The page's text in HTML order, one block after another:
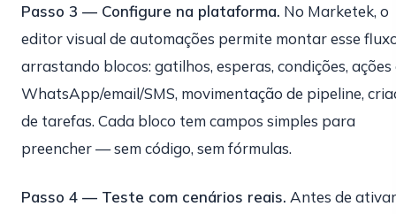
Passo 3 — Configure na plataforma. No Marketek, o
editor visual de automações permite montar esse
arrastando blocos: gatilhos, esperas, condições, ações
WhatsApp/email/SMS, movimentação de pipeline,
de tarefas. Cada bloco tem campos simples para
preencher — sem código, sem fórmulas.
Passo 4 — Teste com cenários reais. Antes de ativar